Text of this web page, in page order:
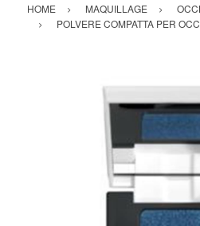
HOME MAQUILLAGE
POLVERE COMPATTA PER